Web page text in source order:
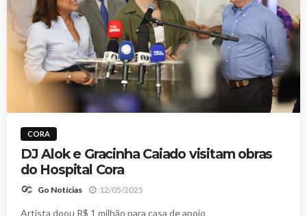
CORA
DJ Alok e Gracinha Caiado visitam obras
do Hospital Cora
Go Notícias 12/05/2025
Artista doou R$ 1 milhão para casa de apoio